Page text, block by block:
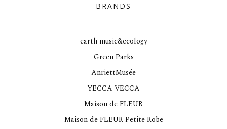
BRANDS
earth music&ecology
Green Parks
AnriettMusée
YECCA VECCA
Maison de FLEUR
Maison de FLEUR Petite Robe